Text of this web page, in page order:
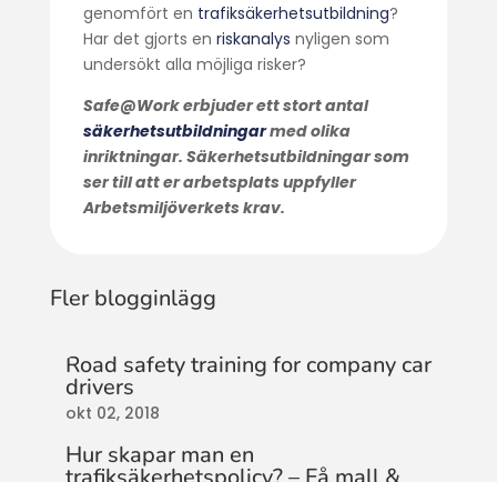
genomfört en trafiksäkerhetsutbildning?
Har det gjorts en riskanalys nyligen som
undersökt alla möjliga risker?
Safe@Work erbjuder ett stort antal
säkerhetsutbildningarmed olika
inriktningar. Säkerhetsutbildningar som
ser till att er arbetsplats uppfyller
Arbetsmiljöverkets krav.
Fler blogginlägg
Road safety training for company car
drivers
okt 02, 2018
Hur skapar man en